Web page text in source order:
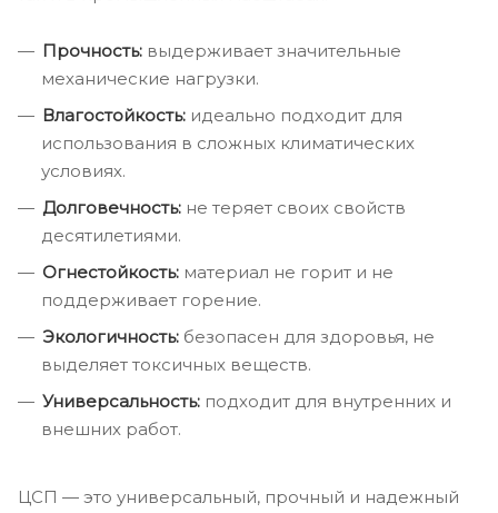
Прочность: выдерживает значительные
механические нагрузки.
Влагостойкость: идеально подходит для
использования в сложных климатических
условиях.
Долговечность: не теряет своих свойств
десятилетиями.
Огнестойкость: материал не горит и не
поддерживает горение.
Экологичность: безопасен для здоровья, не
выделяет токсичных веществ.
Универсальность: подходит для внутренних и
внешних работ.
ЦСП — это универсальный, прочный и надежный